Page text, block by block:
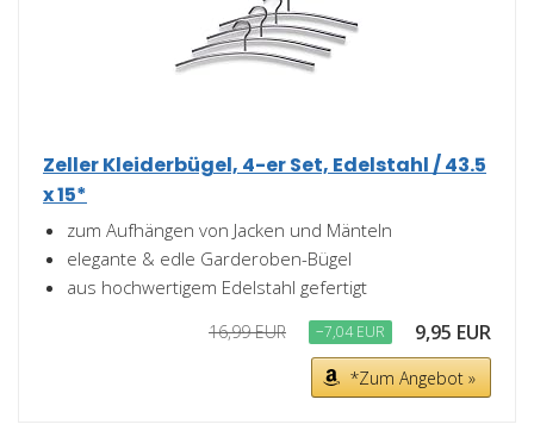
Zeller Kleiderbügel, 4-er Set, Edelstahl / 43.5
x 15*
zum Aufhängen von Jacken und Mänteln
elegante & edle Garderoben-Bügel
aus hochwertigem Edelstahl gefertigt
16,99 EUR −7,04 EUR 9,95 EUR
*Zum Angebot »